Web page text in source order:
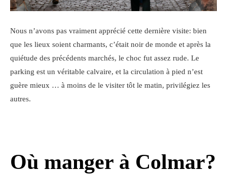
Nous n’avons pas vraiment apprécié cette dernière visite: bien
que les lieux soient charmants, c’était noir de monde et après la
quiétude des précédents marchés, le choc fut assez rude. Le
parking est un véritable calvaire, et la circulation à pied n’est
guère mieux … à moins de le visiter tôt le matin, privilégiez les
autres.
Où manger à Colmar?